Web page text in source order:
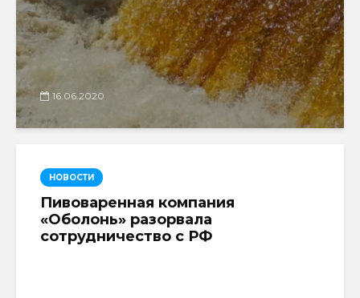
16.06.2020
НОВОСТИ
Пивоваренная компания
«Оболонь» разорвала
сотрудничество с РФ